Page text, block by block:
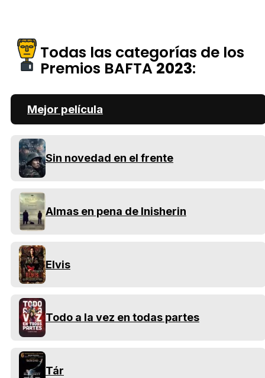
Todas las categorías de los
Premios BAFTA2023:
Mejor película
Sin novedad en el frente
Almas en pena de Inisherin
Elvis
Todo a la vez en todas partes
Tár